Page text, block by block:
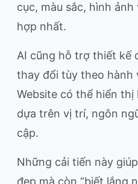
cục, màu sắc, hình
hợp nhất.
AI cũng hỗ trợ thiết kế
thay đổi tùy theo hành
Website có thể hiển thị
dựa trên vị trí, ngôn
cập.
Những cải tiến này